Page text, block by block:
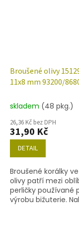
Broušené olivy
11x8 mm 93200/
skladem (48 pkg.)
26,36 Kč bez DPH
31,90 Kč
DETAIL
Broušené korálky
olivy patří mezi
perličky používané
výrobu bižuterie.
travertinem.